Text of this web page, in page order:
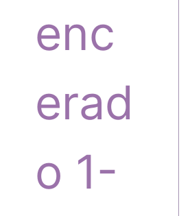
p
r
o
enc
erad
o 1-